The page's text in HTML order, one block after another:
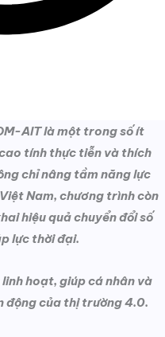
AIT là một trong số ít
tính thực tiễn và thích
chỉ nâng tầm năng lực
Nam, chương trình còn
hiệu quả chuyển đổi số
lực thời đại.
hoạt, giúp cá nhân và
động của thị trường 4.0.